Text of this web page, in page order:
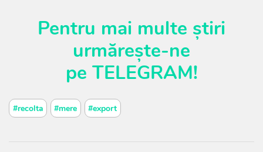
Pentru mai multe știri
urmărește-ne
pe TELEGRAM!
#recolta #mere #export